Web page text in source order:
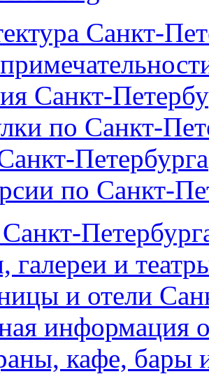
Санкт-
Санкт-
по Санкт-
Петербурга
по Санкт-
галереи и
и отели
информация
кафе, бары